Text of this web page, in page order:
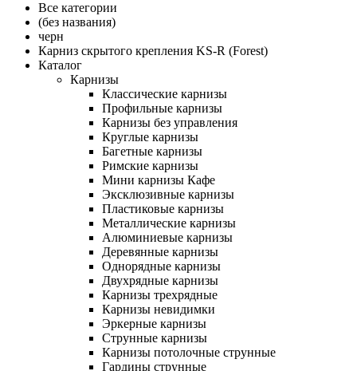
Все категории
(без названия)
черн
Карниз скрытого крепления KS-R (Forest)
Каталог
Карнизы
Классические карнизы
Профильные карнизы
Карнизы без управления
Круглые карнизы
Багетные карнизы
Римские карнизы
Мини карнизы Кафе
Эксклюзивные карнизы
Пластиковые карнизы
Металлические карнизы
Алюминиевые карнизы
Деревянные карнизы
Однорядные карнизы
Двухрядные карнизы
Карнизы трехрядные
Карнизы невидимки
Эркерные карнизы
Струнные карнизы
Карнизы потолочные струнные
Гардины струнные